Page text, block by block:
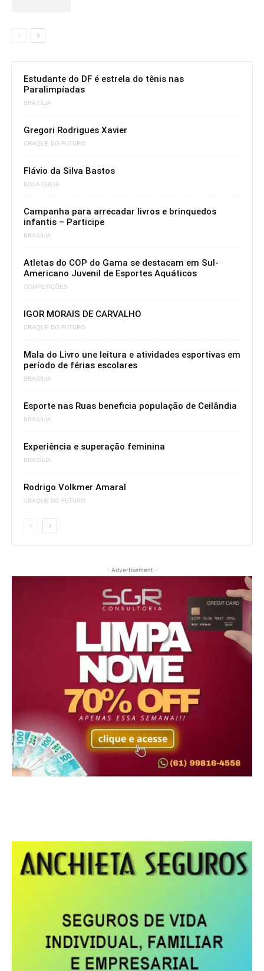
Estudante do DF é estrela do tênis nas
Paralimpíadas
BRASÍLIA
Gregori Rodrigues Xavier
CRAQUE DO FUTURO
Flávio da Silva Bastos
BOLA CHEIA
Campanha para arrecadar livros e brinquedos
infantis – Participe
BRASÍLIA
Atletas do COP do Gama se destacam em Sul-
Americano Juvenil de Esportes Aquáticos
COMPETIÇÕES
IGOR MORAIS DE CARVALHO
CRAQUE DO FUTURO
Mala do Livro une leitura e atividades esportivas em
período de férias escolares
BRASÍLIA
Esporte nas Ruas beneficia população de Ceilândia
BRASÍLIA
Experiência e superação feminina
BRASÍLIA
Rodrigo Volkmer Amaral
CRAQUE DO FUTURO
- Advertisement -